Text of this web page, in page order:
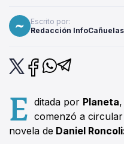
Escrito por:
Redacción InfoCañuelas
E ditada por Planeta
comenzó a
novela de Daniel